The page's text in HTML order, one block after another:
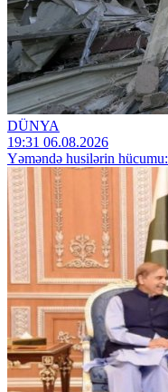
DÜNYA
19:31 06.08.2026
Yəməndə husilərin hücumu: